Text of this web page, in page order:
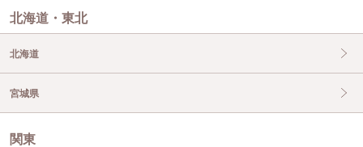
北海道・東北
北海道
宮城県
関東